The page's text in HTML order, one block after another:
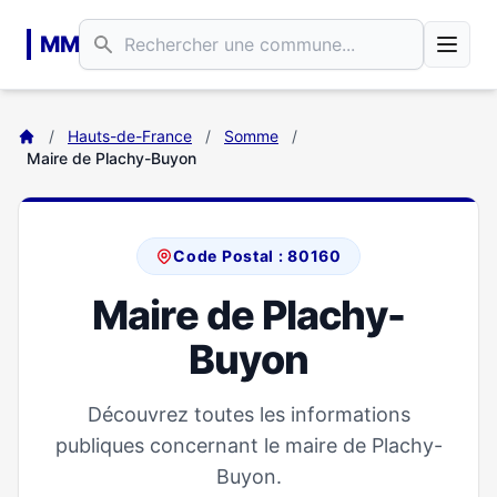
MM
/ Hauts-de-France / Somme
/
Maire de Plachy-Buyon
Code Postal : 80160
Maire de Plachy-
Buyon
Découvrez toutes les informations
publiques concernant le maire de Plachy-
Buyon.